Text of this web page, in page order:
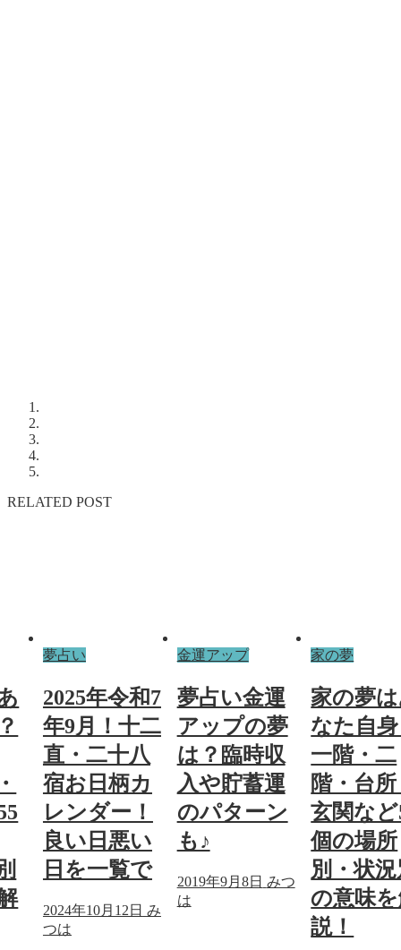
RELATED POST
夢占い
2025年令和7
年9月！十二
直・二十八
宿お日柄カ
レンダー！
良い日悪い
日を一覧で
2024年10月12日 み
つは
金運アップ
夢占い金運
アップの夢
は？臨時収
入や貯蓄運
のパターン
も♪
2019年9月8日 みつ
は
家の夢
家の夢
なた自
一階・二
階・台
玄関など
個の場所
別・状
の意味
説！